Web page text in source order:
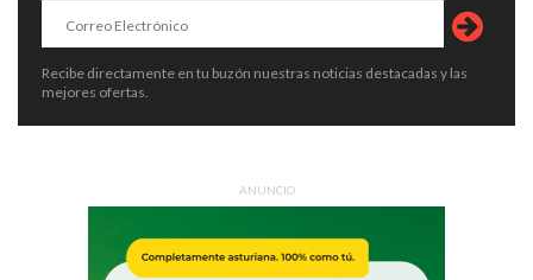
Recibe directamente en tu buzón nuestras noticias destacadas y las
mejores ofertas.
ANUNCIO